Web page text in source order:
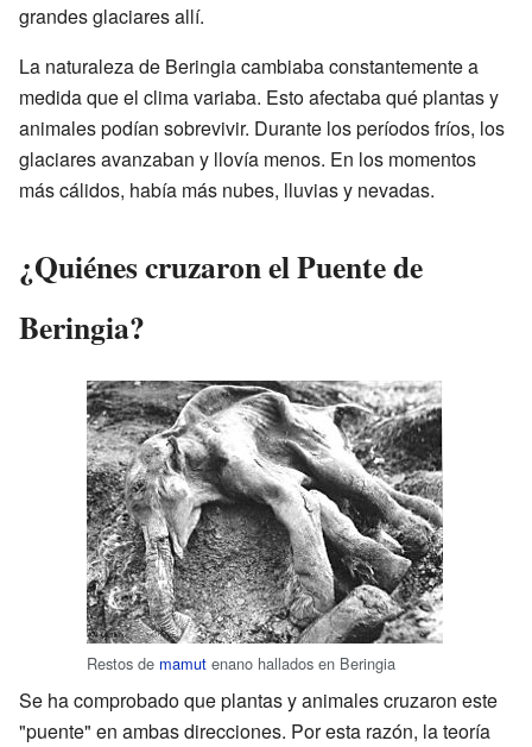
grandes glaciares allí.
La naturaleza de Beringia cambiaba constantemente a
medida que el clima variaba. Esto afectaba qué plantas y
animales podían sobrevivir. Durante los períodos fríos, los
glaciares avanzaban y llovía menos. En los momentos
más cálidos, había más nubes, lluvias y nevadas.
¿Quiénes cruzaron el Puente de
Beringia?
Restos de mamut enano hallados en Beringia
Se ha comprobado que plantas y animales cruzaron este
"puente" en ambas direcciones. Por esta razón, la teoría